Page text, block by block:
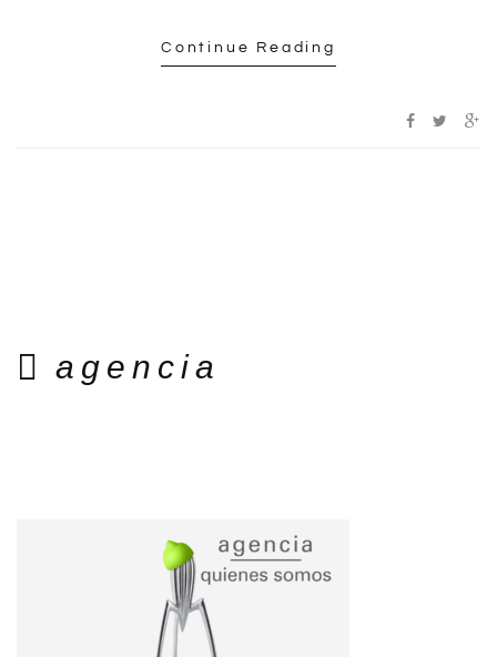
Continue Reading
agencia